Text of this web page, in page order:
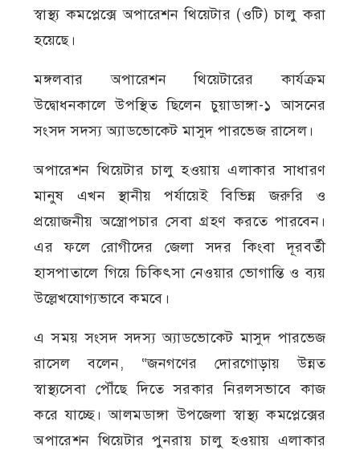
স্বাস্থ্য কমপ্লেক্সে অপারেশন থিয়েটার (ওটি) চালু করা
হয়েছে।
মঙ্গলবার অপারেশন থিয়েটারের কার্যক্রম
উদ্বোধনকালে উপস্থিত ছিলেন চুয়াডাঙ্গা-১ আসনের
সংসদ সদস্য অ্যাডভোকেট মাসুদ পারভেজ রাসেল।
অপারেশন থিয়েটার চালু হওয়ায় এলাকার সাধারণ
মানুষ এখন স্থানীয় পর্যায়েই বিভিন্ন জরুরি ও
প্রয়োজনীয় অস্ত্রোপচার সেবা গ্রহণ করতে পারবেন।
এর ফলে রোগীদের জেলা সদর কিংবা দূরবর্তী
হাসপাতালে গিয়ে চিকিৎসা নেওয়ার ভোগান্তি ও ব্যয়
উল্লেখযোগ্যভাবে কমবে।
এ সময় সংসদ সদস্য অ্যাডভোকেট মাসুদ পারভেজ
রাসেল বলেন, “জনগণের দোরগোড়ায় উন্নত
স্বাস্থ্যসেবা পৌঁছে দিতে সরকার নিরলসভাবে কাজ
করে যাচ্ছে। আলমডাঙ্গা উপজেলা স্বাস্থ্য কমপ্লেক্সের
অপারেশন থিয়েটার পুনরায় চালু হওয়ায় এলাকার